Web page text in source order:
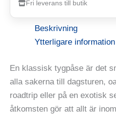
Fri leverans till butik
Beskrivning
Ytterligare information
En klassisk tygpåse är det
alla sakerna till dagsturen,
roadtrip eller på en exotisk
åtkomsten gör att allt är